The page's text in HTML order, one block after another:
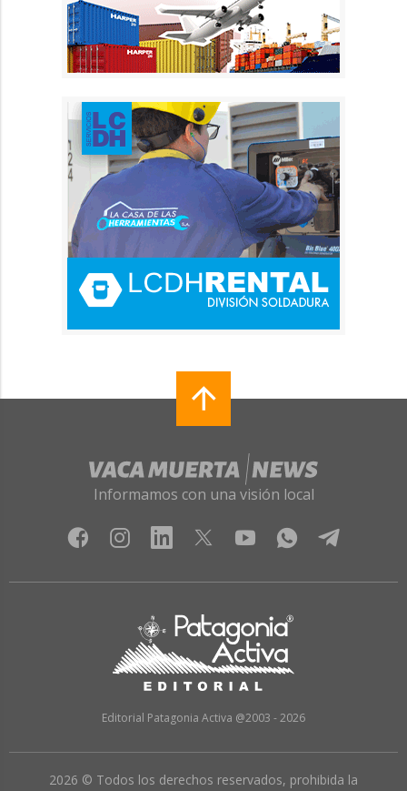
Informamos con una visión local
Editorial Patagonia Activa @2003 - 2026
2026 © Todos los derechos reservados, prohibida la